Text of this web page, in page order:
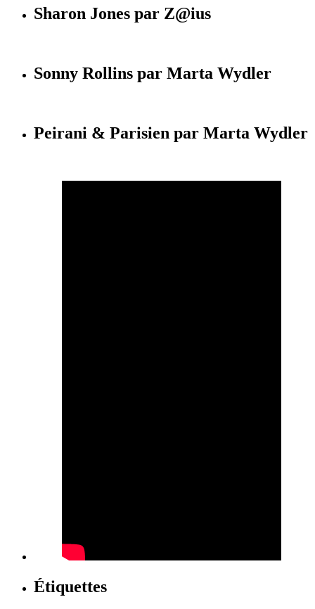
Sharon Jones par Z@ius
Sonny Rollins par Marta Wydler
Peirani & Parisien par Marta Wydler
Étiquettes